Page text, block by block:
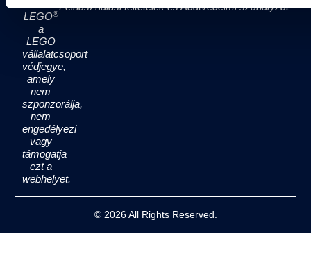
LEGO®
a
LEGO
vállalatcsoport
védjegye,
amely
nem
szponzorálja,
nem
engedélyezi
vagy
támogatja
ezt a
webhelyet.
Felhasználási feltételek és Adatvédelmi szabályzat
© 2026 All Rights Reserved.